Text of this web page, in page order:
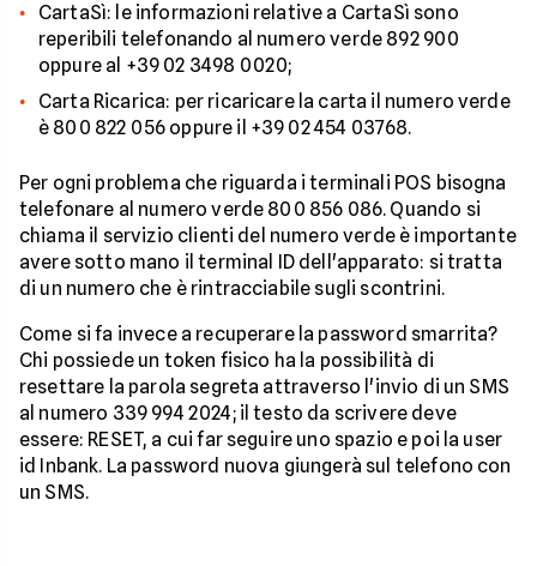
CartaSì: le informazioni relative a CartaSì sono
reperibili telefonando al numero verde 892 900
oppure al +39 02 3498 0020;
Carta Ricarica: per ricaricare la carta il numero verde
è 800 822 056 oppure il +39 02 454 03768.
Per ogni problema che riguarda i terminali POS bisogna
telefonare al numero verde 800 856 086. Quando si
chiama il servizio clienti del numero verde è importante
avere sotto mano il terminal ID dell'apparato: si tratta
di un numero che è rintracciabile sugli scontrini.
Come si fa invece a recuperare la password smarrita?
Chi possiede un token fisico ha la possibilità di
resettare la parola segreta attraverso l'invio di un SMS
al numero 339 994 2024; il testo da scrivere deve
essere: RESET, a cui far seguire uno spazio e poi la user
id Inbank. La password nuova giungerà sul telefono con
un SMS.